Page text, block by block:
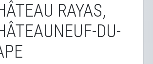
RAYAS,
DU-